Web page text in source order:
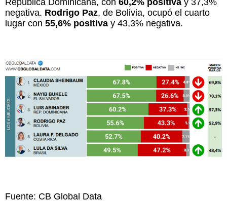
República Dominicana, con 60,2% positiva y 37,3%
negativa. Rodrigo Paz, de Bolivia, ocupó el cuarto
lugar con 55,6% positiva y 43,3% negativa.
Fuente: CB Global Data